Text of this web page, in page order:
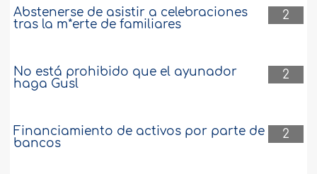
2
Abstenerse de asistir a celebraciones
tras la m*erte de familiares
2
No está prohibido que el ayunador
haga Gusl
2
Financiamiento de activos por parte de
bancos